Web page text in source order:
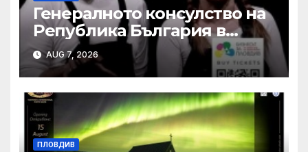
Генералното консулство на
Република България в
Единбург посрещна екипа
на Театър „Хенд“ преди
историческия им дебют на
световния Edinburgh
Festival Fringe
AUG 7, 2026
ПЛОВДИВ